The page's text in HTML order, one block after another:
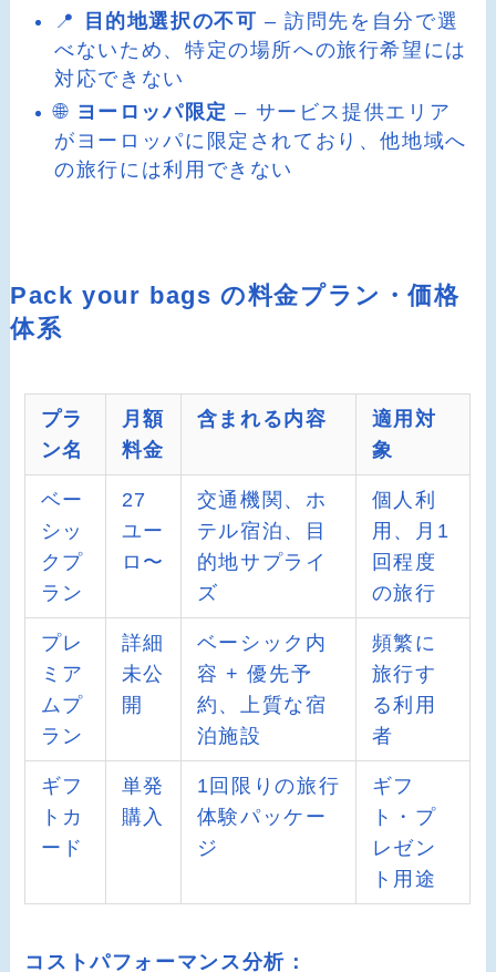
📍
目的地選択の不可 – 訪問先を自分で選
べないため、特定の場所への旅行希望には
対応できない
🌐 ヨーロッパ限定 – サービス提供エリア
がヨーロッパに限定されており、他地域へ
の旅行には利用できない
Pack your bags の料金プラン・価格
体系
プラ
ン名
月額
料金
含まれる内容
適用対
象
ベー
シッ
クプ
ラン
27
ユー
ロ〜
交通機関、ホ
テル宿泊、目
的地サプライ
ズ
個人利
用、月1
回程度
の旅行
プレ
ミア
ムプ
ラン
詳細
未公
開
ベーシック内
容 + 優先予
約、上質な宿
泊施設
頻繁に
旅行す
る利用
者
ギフ
トカ
ード
単発
購入
1回限りの旅行
体験パッケー
ジ
ギフ
ト・プ
レゼン
ト用途
コストパフォーマンス分析：